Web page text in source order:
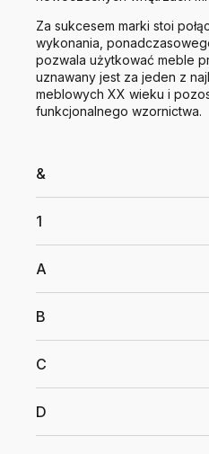
Za sukcesem marki stoi
wykonania,
pozwala użytkować meble
uznawany jest za jeden z
meblowych XX wieku i
funkcjonalnego wzornictwa.
&
1
A
B
C
D